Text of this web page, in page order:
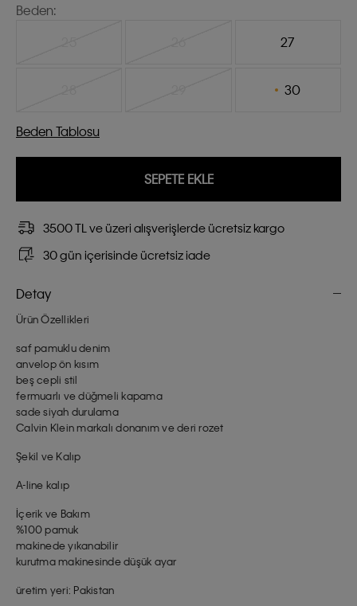
Beden:
27
30
Beden Tablosu
SEPETE EKLE
3500 TL ve üzeri alışverişlerde ücretsiz kargo
30 gün içerisinde ücretsiz iade
Detay
Ürün Özellikleri
saf pamuklu denim
anvelop ön kısım
beş cepli stil
fermuarlı ve düğmeli kapama
sade siyah durulama
Calvin Klein markalı donanım ve deri rozet
Şekil ve Kalıp
A-line kalıp
İçerik ve Bakım
%100 pamuk
makinede yıkanabilir
kurutma makinesinde düşük ayar
üretim yeri: Pakistan